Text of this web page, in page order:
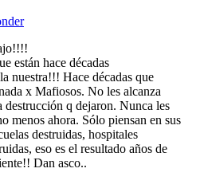
están hace décadas
nuestra!!! Hace décadas que
x Mafiosos. No les alcanza
q dejaron. Nunca les
menos ahora. Sólo piensan en sus
destruidas, hospitales
eso es el resultado años de
Dan asco..